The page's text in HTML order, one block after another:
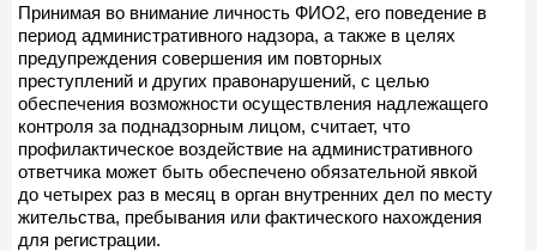
Принимая во внимание личность ФИО2, его поведение в
период административного надзора, а также в целях
предупреждения совершения им повторных
преступлений и других правонарушений, с целью
обеспечения возможности осуществления надлежащего
контроля за поднадзорным лицом, считает, что
профилактическое воздействие на административного
ответчика может быть обеспечено обязательной явкой
до четырех раз в месяц в орган внутренних дел по месту
жительства, пребывания или фактического нахождения
для регистрации.